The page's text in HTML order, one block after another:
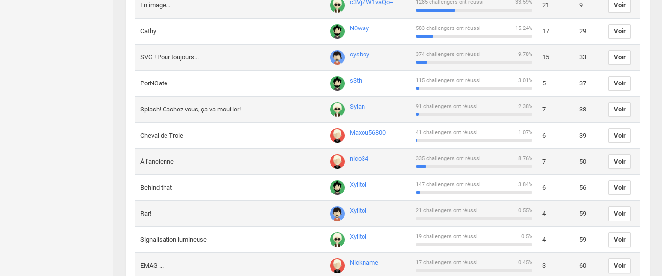
En image... c3VjZW1vaQo= 33.59%
1285 challengers ont réussi 21 9 Voir
Cathy N0way 15.24%
583 challengers ont réussi 17 29 Voir
SVG ! Pour toujours... cysboy 9.78%
374 challengers ont réussi 15 33 Voir
PorNGate s3th 3.01%
115 challengers ont réussi 5 37 Voir
Splash! Cachez vous, ça va mouiller! Sylan 2.38%
91 challengers ont réussi 7 38 Voir
Cheval de Troie Maxou56800 1.07%
41 challengers ont réussi 6 39 Voir
À l'ancienne nico34 8.76%
335 challengers ont réussi 7 50 Voir
Behind that Xylitol 3.84%
147 challengers ont réussi 6 56 Voir
Rar! Xylitol 0.55%
21 challengers ont réussi 4 59 Voir
Signalisation lumineuse Xylitol 0.5%
19 challengers ont réussi 4 59 Voir
EMAG ... Nickname 0.45%
17 challengers ont réussi 3 60 Voir